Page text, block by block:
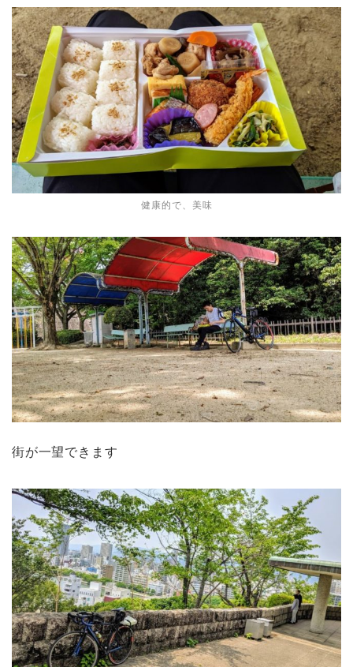
健康的で、美味
街が一望できます